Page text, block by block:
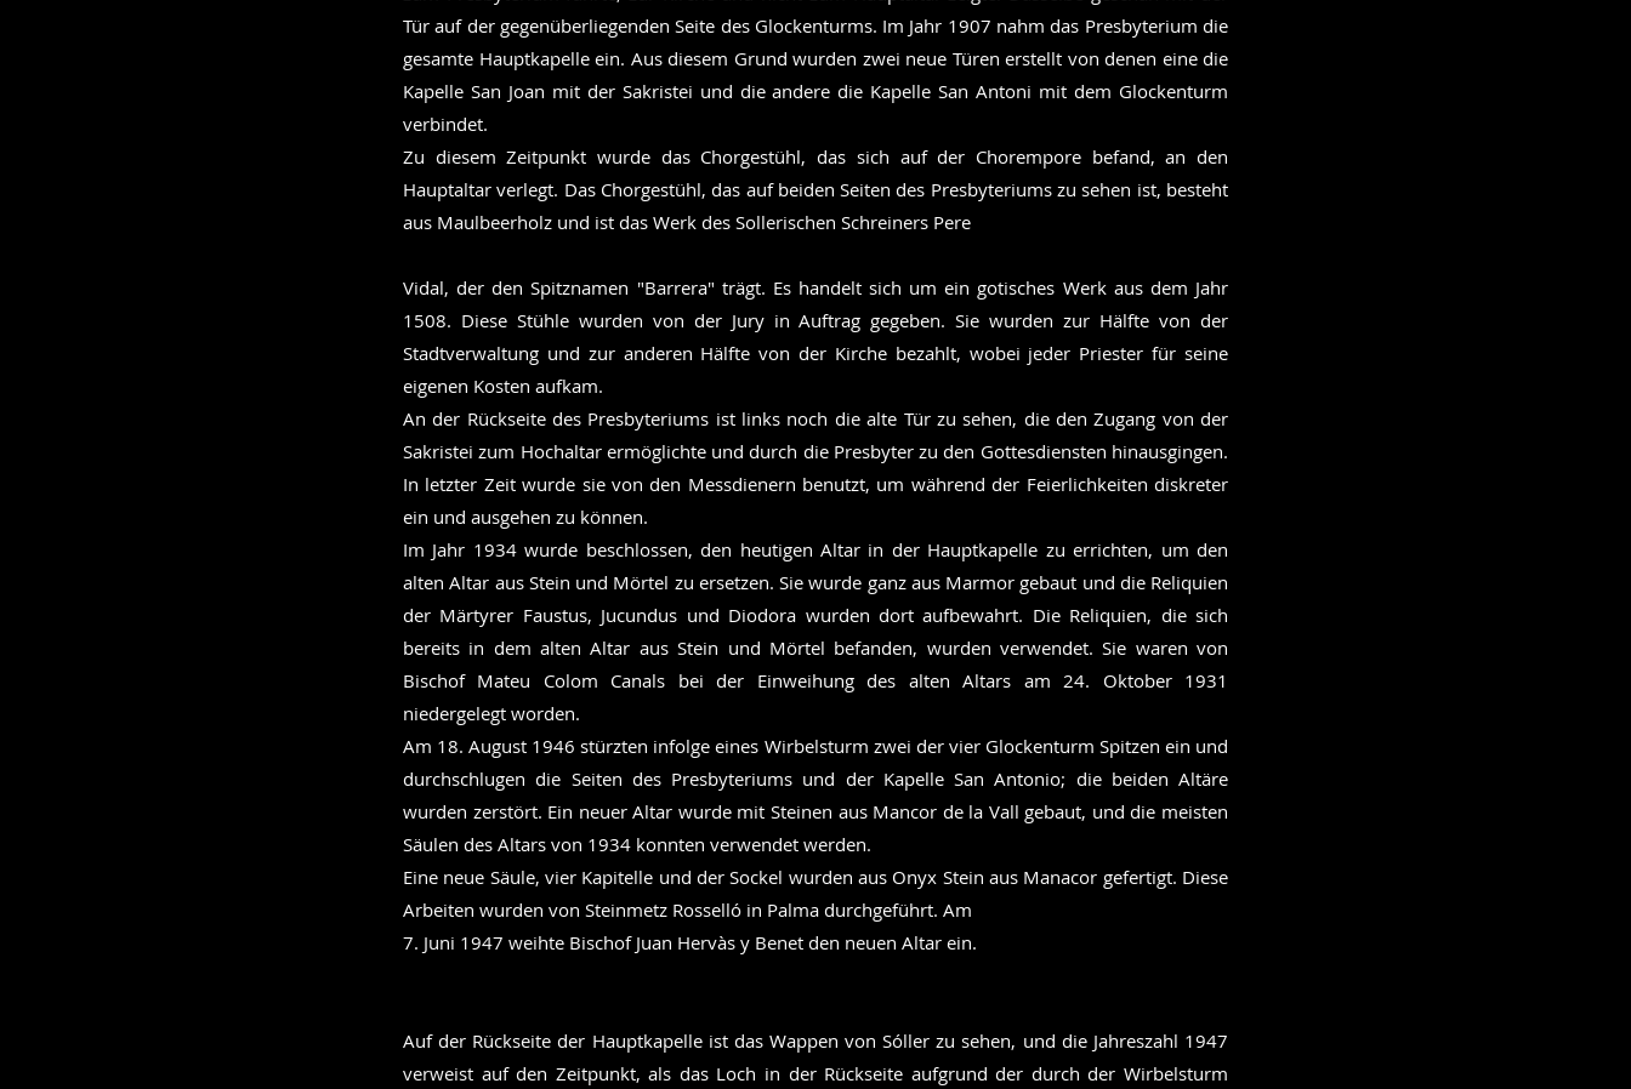
Tür auf der gegenüberliegenden Seite des Glockenturms. Im Jahr 1907 nahm das Presbyterium die
gesamte Hauptkapelle ein. Aus diesem Grund wurden zwei neue Türen erstellt von denen eine die
Kapelle San Joan mit der Sakristei und die andere die Kapelle San Antoni mit dem Glockenturm
verbindet.
Zu diesem Zeitpunkt wurde das Chorgestühl, das sich auf der Chorempore befand, an den
Hauptaltar verlegt. Das Chorgestühl, das auf beiden Seiten des Presbyteriums zu sehen ist, besteht
aus Maulbeerholz und ist das Werk des Sollerischen Schreiners Pere
Vidal, der den Spitznamen "Barrera" trägt. Es handelt sich um ein gotisches Werk aus dem Jahr
1508. Diese Stühle wurden von der Jury in Auftrag gegeben. Sie wurden zur Hälfte von der
Stadtverwaltung und zur anderen Hälfte von der Kirche bezahlt, wobei jeder Priester für seine
eigenen Kosten aufkam.
An der Rückseite des Presbyteriums ist links noch die alte Tür zu sehen, die den Zugang von der
Sakristei zum Hochaltar ermöglichte und durch die Presbyter zu den Gottesdiensten hinausgingen.
In letzter Zeit wurde sie von den Messdienern benutzt, um während der Feierlichkeiten diskreter
ein und ausgehen zu können.
Im Jahr 1934 wurde beschlossen, den heutigen Altar in der Hauptkapelle zu errichten, um den
alten Altar aus Stein und Mörtel zu ersetzen. Sie wurde ganz aus Marmor gebaut und die Reliquien
der Märtyrer Faustus, Jucundus und Diodora wurden dort aufbewahrt. Die Reliquien, die sich
bereits in dem alten Altar aus Stein und Mörtel befanden, wurden verwendet. Sie waren von
Bischof Mateu Colom Canals bei der Einweihung des alten Altars am 24. Oktober 1931
niedergelegt worden.
Am 18. August 1946 stürzten infolge eines Wirbelsturm zwei der vier Glockenturm Spitzen ein und
durchschlugen die Seiten des Presbyteriums und der Kapelle San Antonio; die beiden Altäre
wurden zerstört. Ein neuer Altar wurde mit Steinen aus Mancor de la Vall gebaut, und die meisten
Säulen des Altars von 1934 konnten verwendet werden.
Eine neue Säule, vier Kapitelle und der Sockel wurden aus Onyx Stein aus Manacor gefertigt. Diese
Arbeiten wurden von Steinmetz Rosselló in Palma durchgeführt. Am
7. Juni 1947 weihte Bischof Juan Hervàs y Benet den neuen Altar ein.
Auf der Rückseite der Hauptkapelle ist das Wappen von Sóller zu sehen, und die Jahreszahl 1947
verweist auf den Zeitpunkt, als das Loch in der Rückseite aufgrund der durch der Wirbelsturm